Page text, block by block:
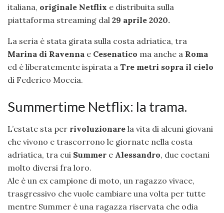
italiana, originale Netflix e distribuita sulla
piattaforma streaming dal 29 aprile 2020.
La seria è stata girata sulla costa adriatica, tra
Marina di Ravenna e Cesenatico ma anche a Roma
ed è liberatemente ispirata a Tre metri sopra il cielo
di Federico Moccia.
Summertime Netflix: la trama.
L’estate sta per rivoluzionare la vita di alcuni giovani
che vivono e trascorrono le giornate nella costa
adriatica, tra cui Summer e Alessandro, due coetani
molto diversi fra loro.
Ale è un ex campione di moto, un ragazzo vivace,
trasgressivo che vuole cambiare una volta per tutte
mentre Summer è una ragazza riservata che odia